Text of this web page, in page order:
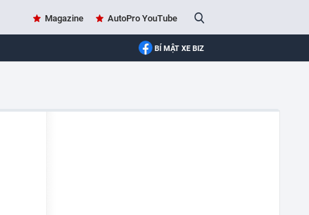
Magazine AutoPro YouTube
BÍ MẬT XE BIZ